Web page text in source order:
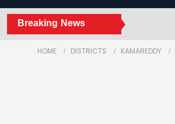
Breaking News
HOME DISTRICTS KAMAREDDY